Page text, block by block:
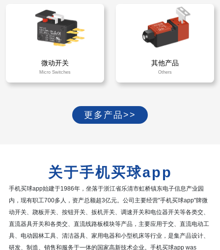
微动开关
Micro Switches
其他产品
Others
更多产品>>
关于手机买球app
手机买球app始建于1986年，坐落于浙江省乐清市虹桥镇东电子信息产业园
内，现有职工700多人，资产总额超3亿元。公司主要经营"手机买球app"牌微
动开关、跷板开关、按钮开关、扳机开关、调速开关和电位器开关等各类交、
直流器具开关和各类交、直流线路板模块等产品，主要应用于交、直流电动工
具、电动园林工具、清洁器具、家用电器和小型机床等行业，是集产品设计、
研发、制造、销售和服务于一体的国家高新技术企业。手机买球app was